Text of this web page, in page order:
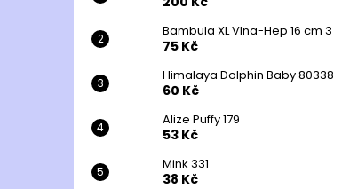
Bambula XL Vlna-Hep 16 cm 3
75 Kč
Himalaya Dolphin Baby 80338
60 Kč
Alize Puffy 179
53 Kč
Mink 331
38 Kč